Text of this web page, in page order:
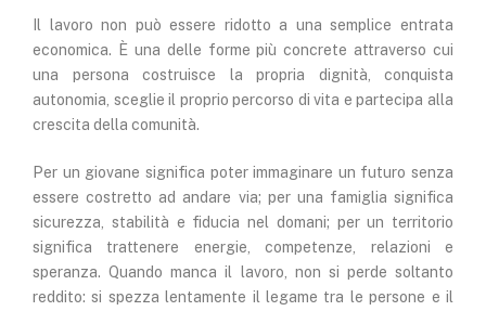
Il lavoro non può essere ridotto a una semplice entrata
economica. È una delle forme più concrete attraverso cui
una persona costruisce la propria dignità, conquista
autonomia, sceglie il proprio percorso di vita e partecipa alla
crescita della comunità.
Per un giovane significa poter immaginare un futuro senza
essere costretto ad andare via; per una famiglia significa
sicurezza, stabilità e fiducia nel domani; per un territorio
significa trattenere energie, competenze, relazioni e
speranza. Quando manca il lavoro, non si perde soltanto
reddito: si spezza lentamente il legame tra le persone e il